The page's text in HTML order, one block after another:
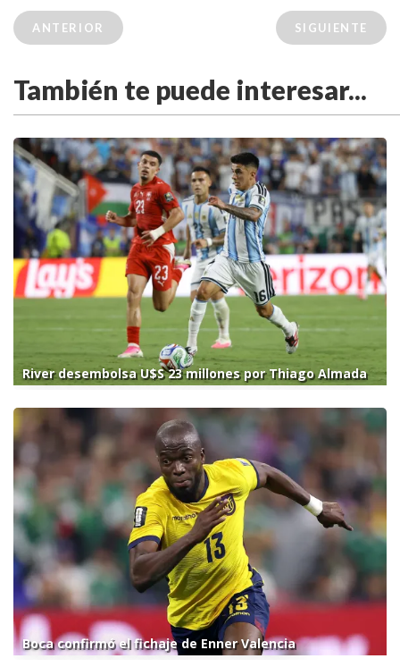
ANTERIOR SIGUIENTE
También te puede interesar...
River desembolsa U$S 23 millones por Thiago Almada
Boca confirmó el fichaje de Enner Valencia